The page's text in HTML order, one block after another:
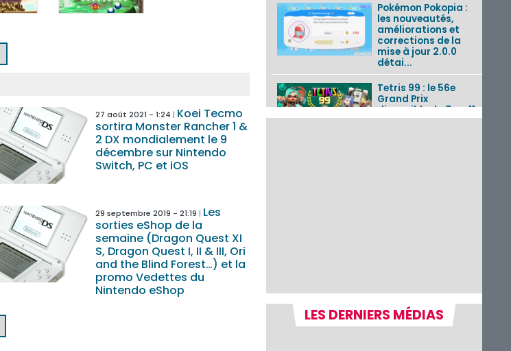
27 août 2021 - 1:24
Koei Tecmo
sortira Monster Rancher 1 &
2 DX mondialement le 9
décembre sur Nintendo
Switch, PC et iOS
29 septembre 2019 - 21:19
Les
sorties eShop de la
semaine (Dragon Quest XI
S, Dragon Quest I, II & III, Ori
and the Blind Forest…) et la
promo Vedettes du
Nintendo eShop
Pokémon Pokopia :
les nouveautés,
améliorations et
corrections de la
mise à jour 2.0.0
détai...
Tetris 99 : le 56e
Grand Prix
disponible du 7 au 11
août 2026 avec un
des séquences de
game...
Pokémon GO : les
LES DERNIERS MÉDIAS